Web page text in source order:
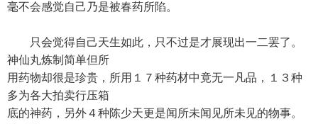
毫不会感觉自己乃是被春药所陷。
只会觉得自己天生如此，只不过是才展现出一二罢了。
神仙丸炼制简单但所
用药物却很是珍贵，所用１７种药材中竟无一凡品，１３种
多为各大拍卖行压箱
底的神药，另外４种陈少天更是闻所未闻见所未见的物事。